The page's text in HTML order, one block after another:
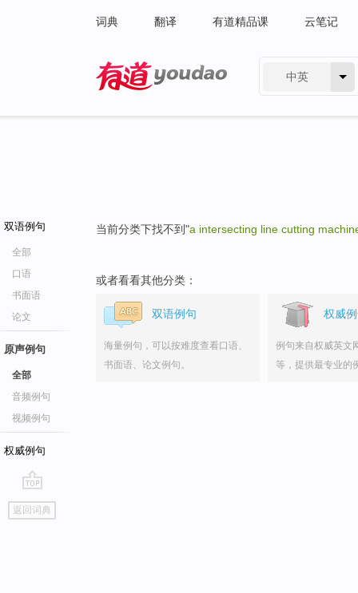
词典 翻译 有道精品课 云笔记
中英
双语例句
全部
口语
书面语
论文
原声例句
全部
音频例句
视频例句
权威例句
go
top
返回词典
当前分类下找不到"a intersecting line cutting
或者看看其他分类：
双语例句
海量例句，可以按难度查看口语、
书面语、论文例句。
权威
例句来自权威英文
等，提供最专业的